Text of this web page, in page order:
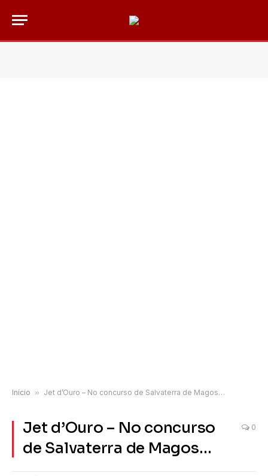
Início » Jet d’Ouro – No concurso de Salvaterra de Magos…
Jet d’Ouro – No concurso
de Salvaterra de Magos…
0